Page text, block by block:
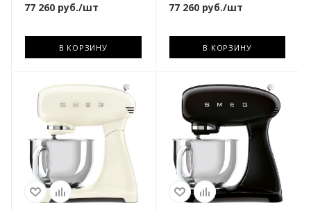
77 260 руб./шт
В КОРЗИНУ
77 260руб./шт
В КОРЗИНУ